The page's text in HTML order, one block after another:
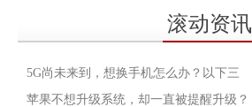
滚动资讯
5G尚未来到，想换手机怎么办？以下三
苹果不想升级系统，却一直被提醒升级？